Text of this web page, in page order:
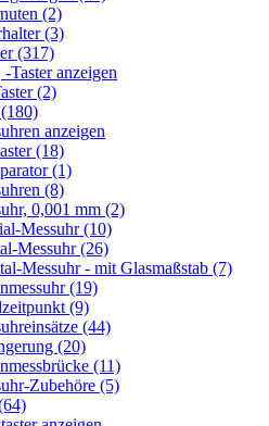
(2)
(3)
(317)
Taster anzeigen
(2)
anzeigen
(18)
(1)
(8)
0,001 mm (2)
Messuhr (10)
Messuhr (26)
Messuhr - mit Glasmaßstab (7)
(19)
(9)
(44)
(20)
(11)
Zubehöre (5)